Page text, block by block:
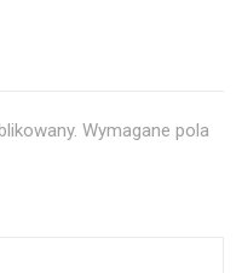
Wymagane pola